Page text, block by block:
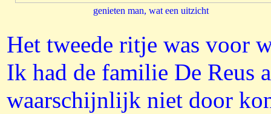
genieten man, wat een uitzicht
Het tweede ritje was voor
Ik had de familie De Reus
waarschijnlijk niet door